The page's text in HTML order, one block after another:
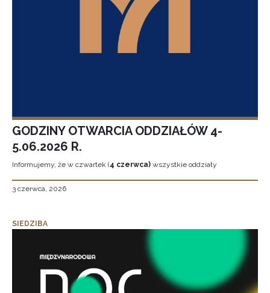
GODZINY OTWARCIA ODDZIAŁÓW 4-
5.06.2026 R.
Informujemy, że w czwartek (4 czerwca) wszystkie oddziały
3 czerwca, 2026
SIEDZIBA